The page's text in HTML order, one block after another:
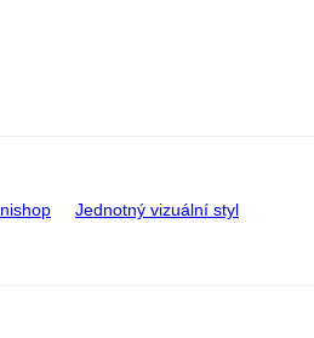
Jednotný vizuální styl